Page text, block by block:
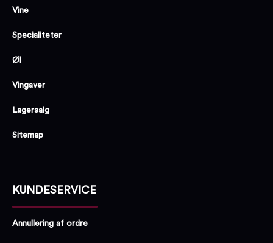
Vine
Specialiteter
Øl
Vingaver
Lagersalg
Sitemap
KUNDESERVICE
Annullering af ordre